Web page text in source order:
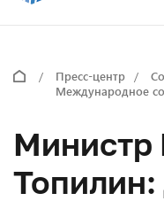
Пресс-центр
Международное
Министр